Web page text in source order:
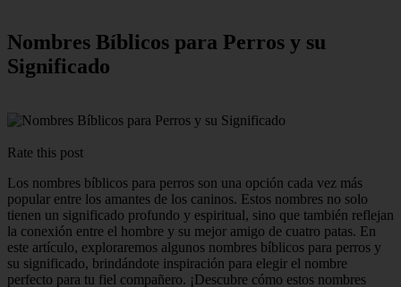
Nombres Bíblicos para Perros y su
Significado
Rate this post
Los nombres bíblicos para perros son una opción cada vez más
popular entre los amantes de los caninos. Estos nombres no solo
tienen un significado profundo y espiritual, sino que también reflejan
la conexión entre el hombre y su mejor amigo de cuatro patas. En
este artículo, exploraremos algunos nombres bíblicos para perros y
su significado, brindándote inspiración para elegir el nombre
perfecto para tu fiel compañero. ¡Descubre cómo estos nombres